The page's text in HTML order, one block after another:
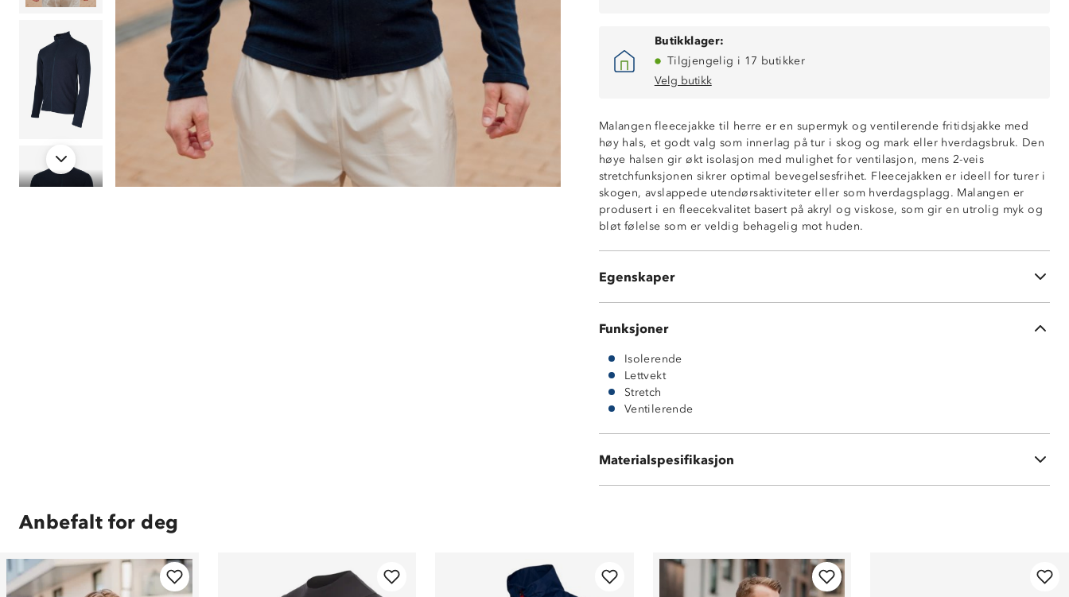
Butikklager:
Tilgjengelig i 17 butikker
Velg butikk
Malangen fleecejakke til herre er en supermyk og ventilerende fritidsjakke med
høy hals, et godt valg som innerlag på tur i skog og mark eller hverdagsbruk. Den
høye halsen gir økt isolasjon med mulighet for ventilasjon, mens 2-veis
stretchfunksjonen sikrer optimal bevegelsesfrihet. Fleecejakken er ideell for turer i
skogen, avslappede utendørsaktiviteter eller som hverdagsplagg. Malangen er
produsert i en fleecekvalitet basert på akryl og viskose, som gir en utrolig myk og
bløt følelse som er veldig behagelig mot huden.
Egenskaper
Supermyk
Metallglidelås
Funksjoner
Isolerende
Lettvekt
Stretch
Ventilerende
Materialspesifikasjon
30 % viskose
Anbefalt for deg